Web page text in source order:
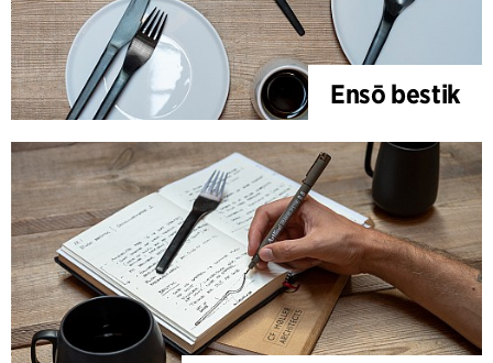
Ensō bestik